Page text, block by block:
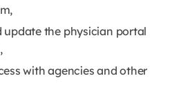
update the physician portal
with agencies and other